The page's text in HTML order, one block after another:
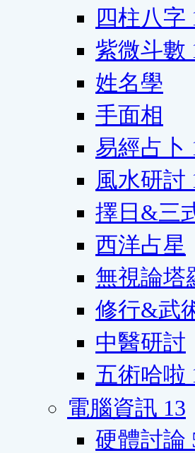
四柱八字
紫微斗數
姓名學
手面相
易經占卜
風水研討
擇日&三
西洋占星
無視論塔
修行&武
中醫研討
五術哈啦
電腦資訊 13
硬體討論